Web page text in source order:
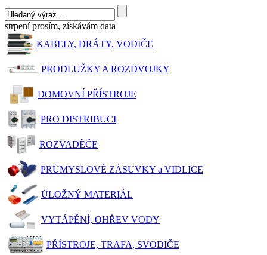
strpení prosím, získávám data
KABELY, DRÁTY, VODIČE
PRODLUŽKY A ROZDVOJKY
DOMOVNÍ PŘÍSTROJE
PRO DISTRIBUCI
ROZVADĚČE
PRŮMYSLOVÉ ZÁSUVKY a VIDLICE
ÚLOŽNÝ MATERIÁL
VYTÁPĚNÍ, OHŘEV VODY
PŘÍSTROJE, TRAFA, SVODIČE